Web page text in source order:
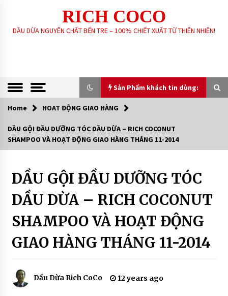
content
RICH COCO
DẦU DỪA NGUYÊN CHẤT BẾN TRE – 100% CHIẾT XUẤT TỪ THIÊN NHIÊN!
Sản Phẩm khách tin dùng:
Sản Phẩm khách tin dùng:
GIA CÔNG SẢN XUẤT SOAP XÀ PHÒNG SINH
6 years ago
DẦU DỪA NGUYÊN CHẤT – RICH COCO
7 years ago
XÀ PHÒNG SINH DƯỢC THIÊN NHIÊN – RICH
COCO SOAP
7 years ago
RICH SKIN
Home HOAT ĐỘNG GIAO HÀNG
DẦU GỘI ĐẦU DƯỠNG TÓC DẦU DỪA – RICH COCONUT
SHAMPOO VÀ HOẠT ĐỘNG GIAO HÀNG THÁNG 11-2014
Dầu
gội
dưỡng
tóc
dừa
HOAT
ĐỘNG
GIAO
DẦU GỘI ĐẦU DƯỠNG TÓC
DẦU DỪA – RICH COCONUT
SHAMPOO VÀ HOẠT ĐỘNG
GIAO HÀNG THÁNG 11-2014
Dầu Dừa Rich CoCo 12 years ago